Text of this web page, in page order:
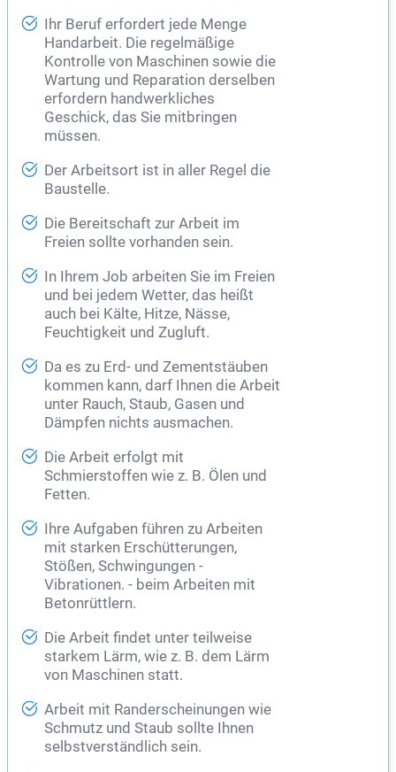
Ihr Beruf erfordert jede Menge
Handarbeit. Die regelmäßige
Kontrolle von Maschinen sowie die
Wartung und Reparation derselben
erfordern handwerkliches
Geschick, das Sie mitbringen
müssen.
Der Arbeitsort ist in aller Regel die
Baustelle.
Die Bereitschaft zur Arbeit im
Freien sollte vorhanden sein.
In Ihrem Job arbeiten Sie im Freien
und bei jedem Wetter, das heißt
auch bei Kälte, Hitze, Nässe,
Feuchtigkeit und Zugluft.
Da es zu Erd- und Zementstäuben
kommen kann, darf Ihnen die Arbeit
unter Rauch, Staub, Gasen und
Dämpfen nichts ausmachen.
Die Arbeit erfolgt mit
Schmierstoffen wie z. B. Ölen und
Fetten.
Ihre Aufgaben führen zu Arbeiten
mit starken Erschütterungen,
Stößen, Schwingungen -
Vibrationen. - beim Arbeiten mit
Betonrüttlern.
Die Arbeit findet unter teilweise
starkem Lärm, wie z. B. dem Lärm
von Maschinen statt.
Arbeit mit Randerscheinungen wie
Schmutz und Staub sollte Ihnen
selbstverständlich sein.